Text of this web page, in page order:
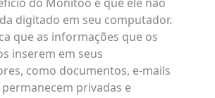
digitado em seu computador.
que as informações que os
inserem em seus
como documentos, e-mails
privadas e